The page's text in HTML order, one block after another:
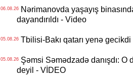
06.08.26Nərimanovda yaşayış
dayandırıldı - Video
05.08.26Tbilisi-Bakı qatarı yenə gecikdi
05.08.26Şəmsi Səmədzadə danışdı: O
deyil - VİDEO